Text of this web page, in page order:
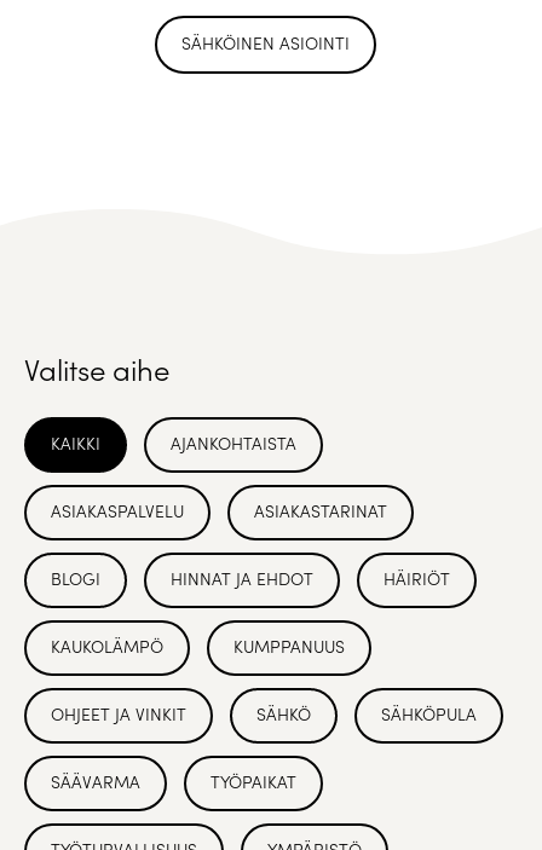
SÄHKÖINEN ASIOINTI
Valitse aihe
KAIKKI AJANKOHTAISTA
ASIAKASPALVELU ASIAKASTARINAT
BLOGI HINNAT JA EHDOT HÄIRIÖT
KAUKOLÄMPÖ KUMPPANUUS
OHJEET JA VINKIT SÄHKÖ SÄHKÖPULA
SÄÄVARMA TYÖPAIKAT